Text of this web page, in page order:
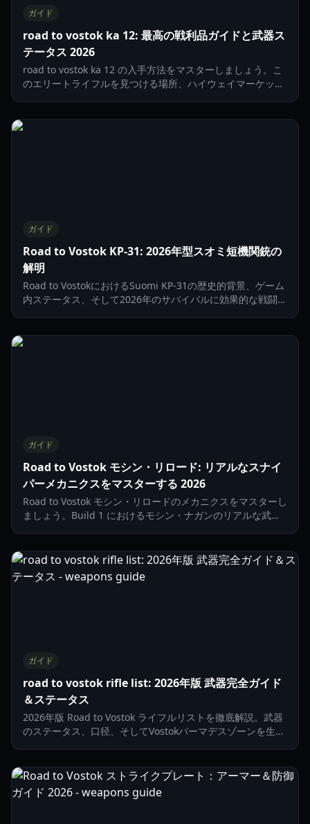
ガイド
road to vostok ka 12: 最高の戦利品ガイドと武器ス
テータス 2026
road to vostok ka 12 の入手方法をマスターしましょう。こ
のエリートライフルを見つける場所、ハイウェイマーケット
ガイド
Road to Vostok KP-31: 2026年型スオミ短機関銃の
解明
Road to VostokにおけるSuomi KP-31の歴史的背景、ゲーム
内ステータス、そして2026年のサバイバルに効果的な戦闘戦
ガイド
Road to Vostok モシン・リロード: リアルなスナイ
パーメカニクスをマスターする 2026
Road to Vostok モシン・リロードのメカニクスをマスターし
ましょう。Build 1 におけるモシン・ナガンのリアルな武器
ガイド
road to vostok rifle list: 2026年版 武器完全ガイド
＆ステータス
2026年版 Road to Vostok ライフルリストを徹底解説。武器
のステータス、口径、そしてVostokパーマデスゾーンを生き